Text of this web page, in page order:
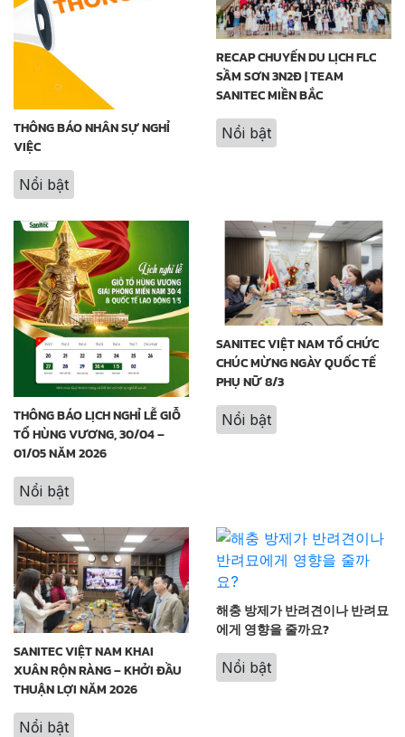
THÔNG BÁO NHÂN SỰ NGHỈ
VIỆC
Nổi bật
RECAP CHUYẾN DU LỊCH FLC
SẦM SƠN 3N2Đ | TEAM
SANITEC MIỀN BẮC
Nổi bật
THÔNG BÁO LỊCH NGHỈ LỄ GIỖ
TỔ HÙNG VƯƠNG, 30/04 –
01/05 NĂM 2026
Nổi bật
SANITEC VIỆT NAM TỔ CHỨC
CHÚC MỪNG NGÀY QUỐC TẾ
PHỤ NỮ 8/3
Nổi bật
SANITEC VIỆT NAM KHAI
XUÂN RỘN RÀNG – KHỞI ĐẦU
THUẬN LỢI NĂM 2026
Nổi bật
해충 방제가 반려견이나 반려묘
에게 영향을 줄까요?
Nổi bật